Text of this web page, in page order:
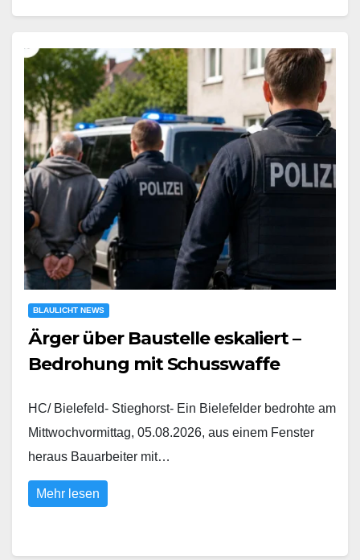
BLAULICHT NEWS
Ärger über Baustelle eskaliert –
Bedrohung mit Schusswaffe
HC/ Bielefeld- Stieghorst- Ein Bielefelder bedrohte am
Mittwochvormittag, 05.08.2026, aus einem Fenster
heraus Bauarbeiter mit…
Mehr lesen